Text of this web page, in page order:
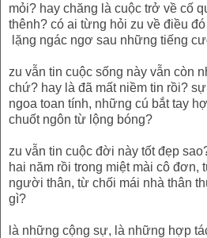
mỏi? hay chăng là cuộc trở về cố
thênh? có ai từng hỏi zu về điều
lặng ngác ngơ sau những tiếng
zu vẫn tin cuộc sống này vẫn còn
chứ? hay là đã mất niềm tin rồi?
ngoa toan tính, những cú bắt tay
chuốt ngôn từ lộng bóng?
zu vẫn tin cuộc đời này tốt đẹp
hai năm rồi trong miệt mài cô đơn,
người thân, từ chối mái nhà thân
gì?
là những cộng sự, là những hợp